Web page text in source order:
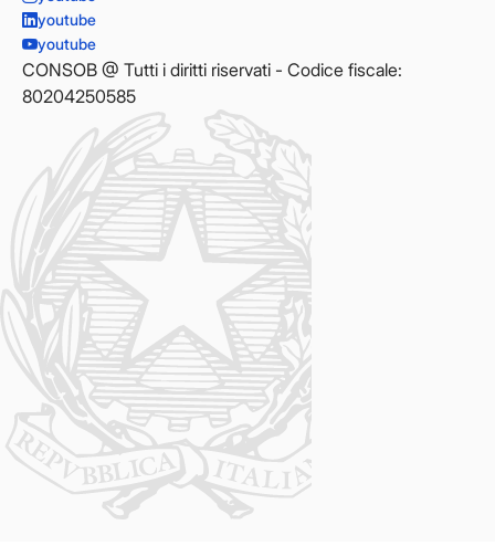
youtube
youtube
CONSOB @ Tutti i diritti riservati - Codice fiscale:
80204250585